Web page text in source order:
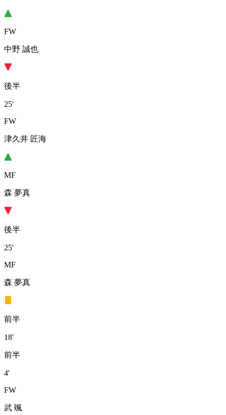
FW
中野 誠也
後半
25'
FW
津久井 匠海
MF
森 夢真
後半
25'
MF
森 夢真
前半
18'
前半
4'
FW
武 颯